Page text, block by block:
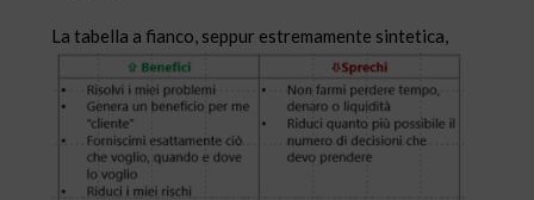
La tabella a fianco, seppur estremamente sintetica,